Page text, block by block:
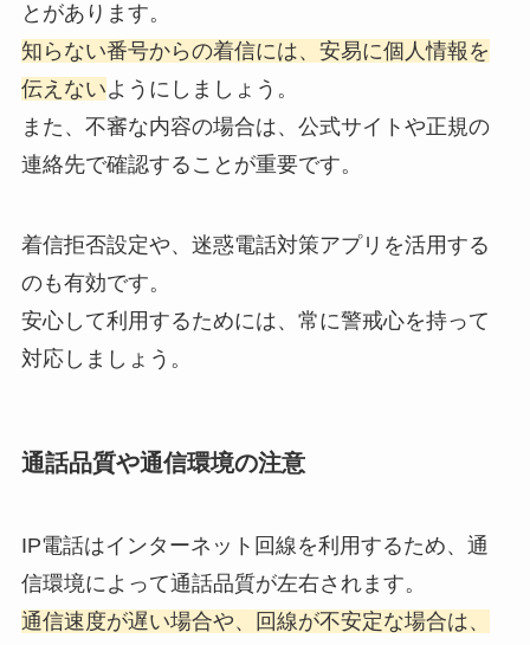
とがあります。
知らない番号からの着信には、安易に個人情報を
伝えないようにしましょう。
また、不審な内容の場合は、公式サイトや正規の
連絡先で確認することが重要です。
着信拒否設定や、迷惑電話対策アプリを活用する
のも有効です。
安心して利用するためには、常に警戒心を持って
対応しましょう。
通話品質や通信環境の注意
IP電話はインターネット回線を利用するため、通
信環境によって通話品質が左右されます。
通信速度が遅い場合や、回線が不安定な場合は、